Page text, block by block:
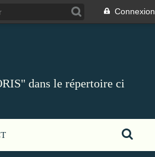
Connexion
dans le répertoire ci